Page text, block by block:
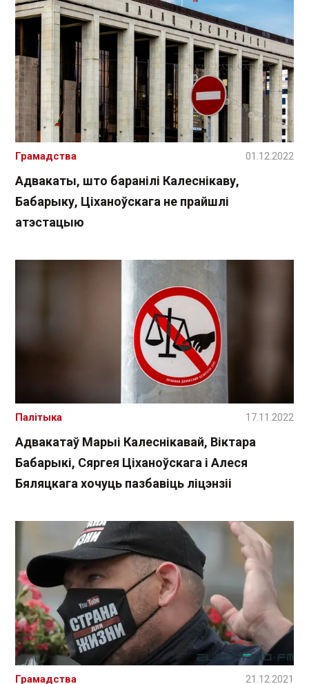
Адвакаты, што баранілі Калеснікаву,
Бабарыку, Ціханоўскага не прайшлі
атэстацыю
Грамадства 01.12.2022
Адвакатаў Марыі Калеснікавай, Віктара
Бабарыкі, Сяргея Ціханоўскага і Алеся
Бяляцкага хочуць пазбавіць ліцэнзіі
Палітыка 17.11.2022
Грамадства 21.12.2021